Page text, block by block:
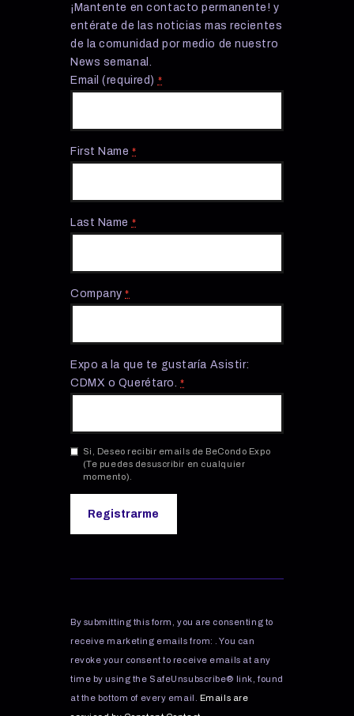
¡Mantente en contacto permanente! y
entérate de las noticias mas recientes
de la comunidad por medio de nuestro
News semanal.
Email (required) *
First Name*
Last Name *
Company*
Expo a la que te gustaría Asistir:
CDMX o Querétaro.*
Si, Deseo recibir emails de BeCondo Expo
(Te puedes desuscribir en cualquier
momento).
t
a
n
t
C
By submitting this form, you are consenting to
receive marketing emails from: . You can
revoke your consent to receive emails at any
time by using the SafeUnsubscribe® link, found
at the bottom of every email. Emails are